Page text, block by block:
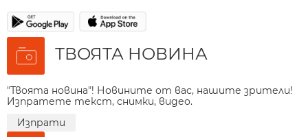
ТВОЯТА НОВИНА
"Твоята новина"! Новините от вас, нашите зрители!
Изпратете текст, снимки, видео.
Изпрати